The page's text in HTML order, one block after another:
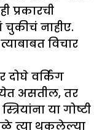
प्रकारची
नाहीए.
विचार
दोघे वर्किंग
येत असतील, तर
या गोष्टी
त्या थकलेल्या